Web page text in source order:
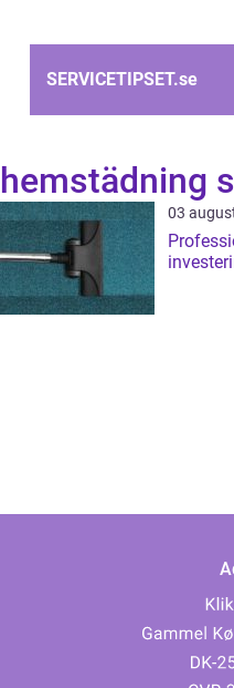
SERVICETIPSET.se
hemstädning
03